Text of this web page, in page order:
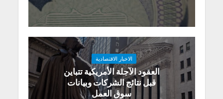
الاخبار الاقتصادية
العقود الآجلة الأمريكية تتباين
قبل نتائج الشركات وبيانات
سوق العمل